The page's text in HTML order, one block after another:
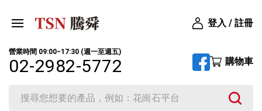
登入 / 註冊
營業時間 09:00‒17:30 (週一至週五)
02-2982-5772 購物車